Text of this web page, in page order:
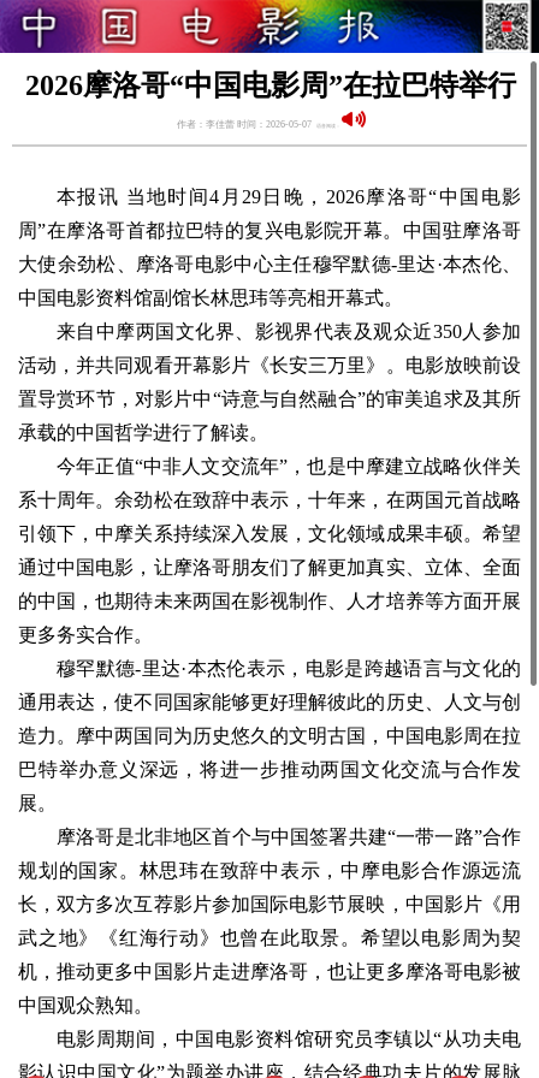
2026摩洛哥“中国电影周”在拉巴特举行
作者：李佳蕾 时间：2026-05-07
本报讯 当地时间4月29日晚，2026摩洛哥“中国电影
周”在摩洛哥首都拉巴特的复兴电影院开幕。中国驻摩洛哥
大使余劲松、摩洛哥电影中心主任穆罕默德-里达·本杰伦、
中国电影资料馆副馆长林思玮等亮相开幕式。
来自中摩两国文化界、影视界代表及观众近350人参加
活动，并共同观看开幕影片《长安三万里》。电影放映前设
置导赏环节，对影片中“诗意与自然融合”的审美追求及其所
承载的中国哲学进行了解读。
今年正值“中非人文交流年”，也是中摩建立战略伙伴关
系十周年。余劲松在致辞中表示，十年来，在两国元首战略
引领下，中摩关系持续深入发展，文化领域成果丰硕。希望
通过中国电影，让摩洛哥朋友们了解更加真实、立体、全面
的中国，也期待未来两国在影视制作、人才培养等方面开展
更多务实合作。
穆罕默德-里达·本杰伦表示，电影是跨越语言与文化的
通用表达，使不同国家能够更好理解彼此的历史、人文与创
造力。摩中两国同为历史悠久的文明古国，中国电影周在拉
巴特举办意义深远，将进一步推动两国文化交流与合作发
展。
摩洛哥是北非地区首个与中国签署共建“一带一路”合作
规划的国家。林思玮在致辞中表示，中摩电影合作源远流
长，双方多次互荐影片参加国际电影节展映，中国影片《用
武之地》《红海行动》也曾在此取景。希望以电影周为契
机，推动更多中国影片走进摩洛哥，也让更多摩洛哥电影被
中国观众熟知。
电影周期间，中国电影资料馆研究员李镇以“从功夫电
影认识中国文化”为题举办讲座，结合经典功夫片的发展脉